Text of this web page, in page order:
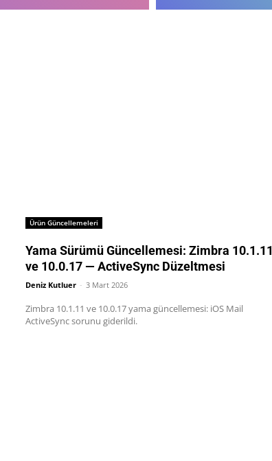
Ürün Güncellemeleri
Yama Sürümü Güncellemesi: Zimbra 10.1.11
ve 10.0.17 — ActiveSync Düzeltmesi
Deniz Kutluer - 3 Mart 2026
Zimbra 10.1.11 ve 10.0.17 yama güncellemesi: iOS Mail
ActiveSync sorunu giderildi.